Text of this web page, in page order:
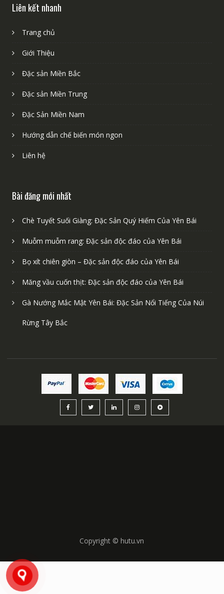
Liên kết nhanh
Trang chủ
Giới Thiệu
Đặc sản Miền Bắc
Đặc sản Miền Trung
Đặc Sản Miền Nam
Hướng dẫn chế biến món ngon
Liên hệ
Bài đăng mới nhất
Chè Tuyết Suối Giàng: Đặc Sản Quý Hiếm Của Yên Bái
Muỗm muỗm rang: Đặc sản độc đáo của Yên Bái
Bọ xít chiên giòn – Đặc sản độc đáo của Yên Bái
Măng vầu cuốn thịt: Đặc sản độc đáo của Yên Bái
Gà Nướng Mắc Mật Yên Bái: Đặc Sản Nổi Tiếng Của Núi
Rừng Tây Bắc
Copyright © hutu.vn